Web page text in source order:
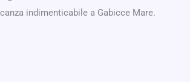
indimenticabile a Gabicce Mare.